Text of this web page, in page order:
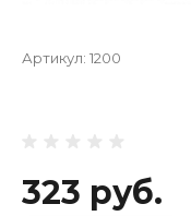
Артикул: 1200
323 руб.